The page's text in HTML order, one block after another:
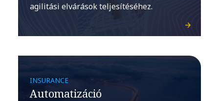
agilitási elvárások teljesítéséhez.
INSURANCE
Automatizáció